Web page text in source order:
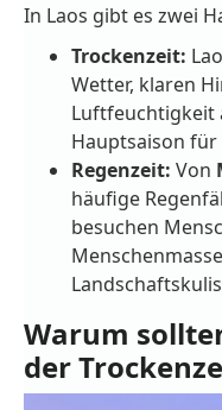
In Laos gibt es zwei
Trockenzeit:
Wetter, klaren
Luftfeuchtigkeit
Hauptsaison für
Regenzeit: Von
häufige
besuchen
Warum
der